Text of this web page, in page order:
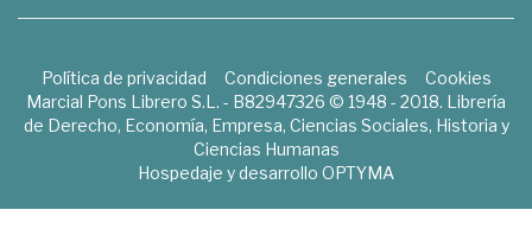
Política de privacidad Condiciones generales
Cookies
Marcial Pons Librero S.L. - B82947326 © 1948 - 2018. Librería
de Derecho, Economía, Empresa, Ciencias Sociales, Historia y
Ciencias Humanas
Hospedaje y desarrollo OPTYMA